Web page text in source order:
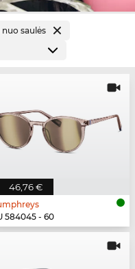
saulės
46,76 €
584045 - 60